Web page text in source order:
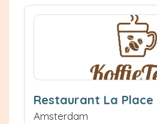
Restaurant La Place
Amsterdam